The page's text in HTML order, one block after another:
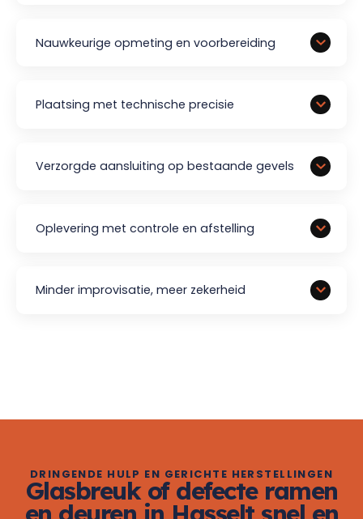
Nauwkeurige opmeting en voorbereiding
Plaatsing met technische precisie
Verzorgde aansluiting op bestaande gevels
Oplevering met controle en afstelling
Minder improvisatie, meer zekerheid
DRINGENDE HULP EN GERICHTE HERSTELLINGEN
Glasbreuk of defecte ramen